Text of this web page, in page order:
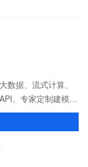
数据、流式计算、
、专家定制建模等
营活动、交易、信